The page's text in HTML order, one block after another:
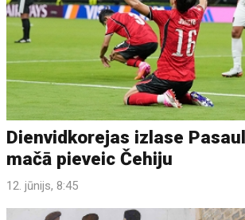
Dienvidkorejas izlase
mačā pieveic Čehiju
12. jūnijs, 8:45